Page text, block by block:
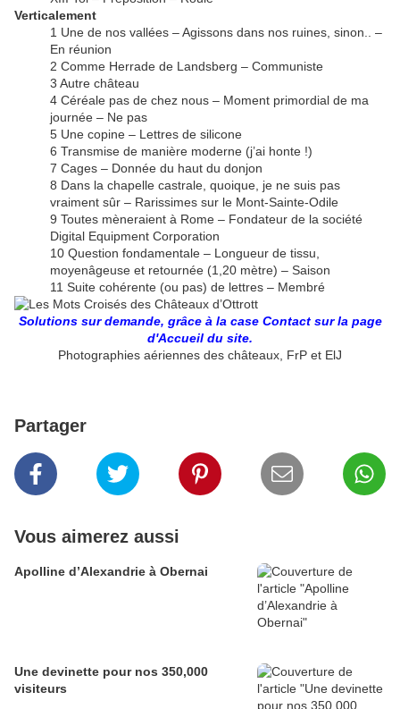
Verticalement
1 Une de nos vallées – Agissons dans nos ruines, sinon.. –
En réunion
2 Comme Herrade de Landsberg – Communiste
3 Autre château
4 Céréale pas de chez nous – Moment primordial de ma
journée – Ne pas
5 Une copine – Lettres de silicone
6 Transmise de manière moderne (j’ai honte !)
7 Cages – Donnée du haut du donjon
8 Dans la chapelle castrale, quoique, je ne suis pas
vraiment sûr – Rarissimes sur le Mont-Sainte-Odile
9 Toutes mèneraient à Rome – Fondateur de la société
Digital Equipment Corporation
10 Question fondamentale – Longueur de tissu,
moyenâgeuse et retournée (1,20 mètre) – Saison
11 Suite cohérente (ou pas) de lettres – Membré
Solutions sur demande, grâce à la case Contact sur la page
d'Accueil du site.
Photographies aériennes des châteaux, FrP et ElJ
Partager
Vous aimerez aussi
Apolline d’Alexandrie à Obernai
Une devinette pour nos 350,000
visiteurs